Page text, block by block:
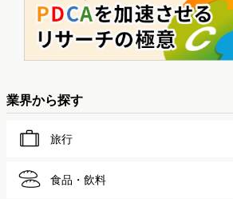
業界から探す
旅行
食品・飲料